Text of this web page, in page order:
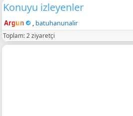
Konuyu izleyenler
Argun batuhanunalir
Toplam: 2 ziyaretçi